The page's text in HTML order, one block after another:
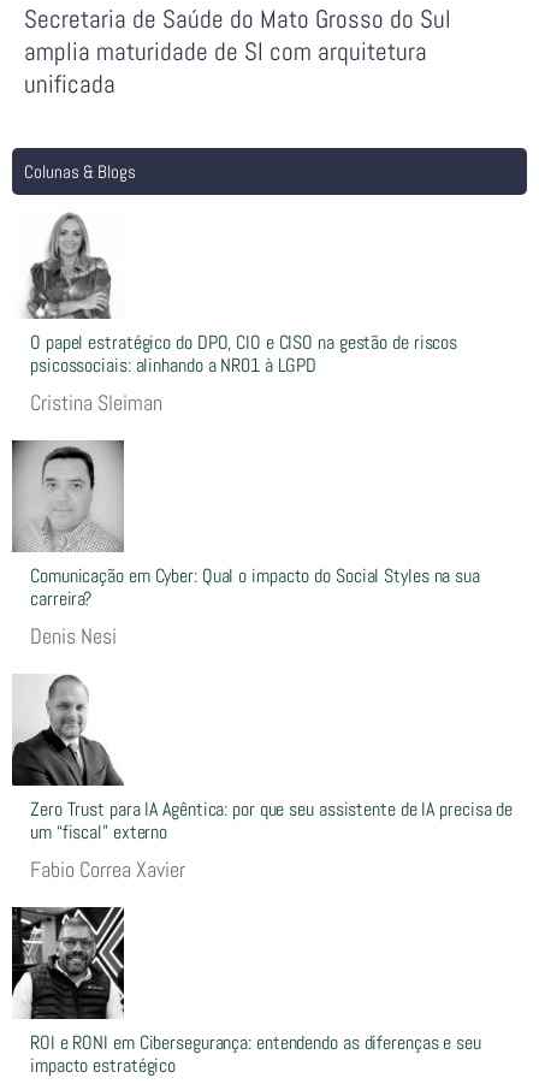
Secretaria de Saúde do Mato Grosso do Sul
amplia maturidade de SI com arquitetura
unificada
Colunas & Blogs
O papel estratégico do DPO, CIO e CISO na gestão de riscos
psicossociais: alinhando a NR01 à LGPD
Cristina Sleiman
Comunicação em Cyber: Qual o impacto do Social Styles na sua
carreira?
Denis Nesi
Zero Trust para IA Agêntica: por que seu assistente de IA precisa de
um “fiscal” externo
Fabio Correa Xavier
ROI e RONI em Cibersegurança: entendendo as diferenças e seu
impacto estratégico